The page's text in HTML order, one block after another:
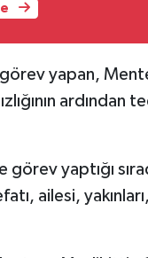
yapan,
ardından
yaptığı
ailesi,